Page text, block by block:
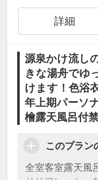
●おとなの方に
意（1泊ごと）
設定期間：
30日
インターネット
17261653
詳細
源泉かけ流し
きな湯舟でゆ
けます！色浴
年上期パーソ
檜露天風呂付
このプラン
全室客室露天風